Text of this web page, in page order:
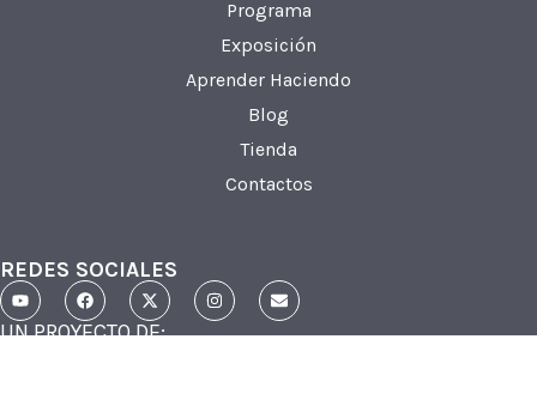
Programa
Exposición
Aprender Haciendo
Blog
Tienda
Contactos
REDES SOCIALES
UN PROYECTO DE: